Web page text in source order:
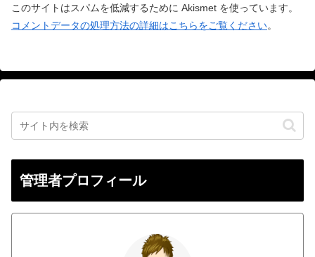
このサイトはスパムを低減するために Akismet を使っています。
コメントデータの処理方法の詳細はこちらをご覧ください。
管理者プロフィール